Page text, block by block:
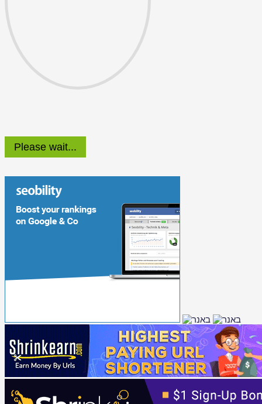
Please wait...